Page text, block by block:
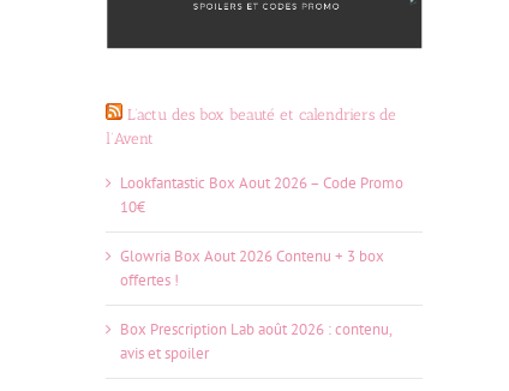
L’actu des box beauté et calendriers de
l’Avent
Lookfantastic Box Aout 2026 – Code Promo
10€
Glowria Box Aout 2026 Contenu + 3 box
offertes !
Box Prescription Lab août 2026 : contenu,
avis et spoiler